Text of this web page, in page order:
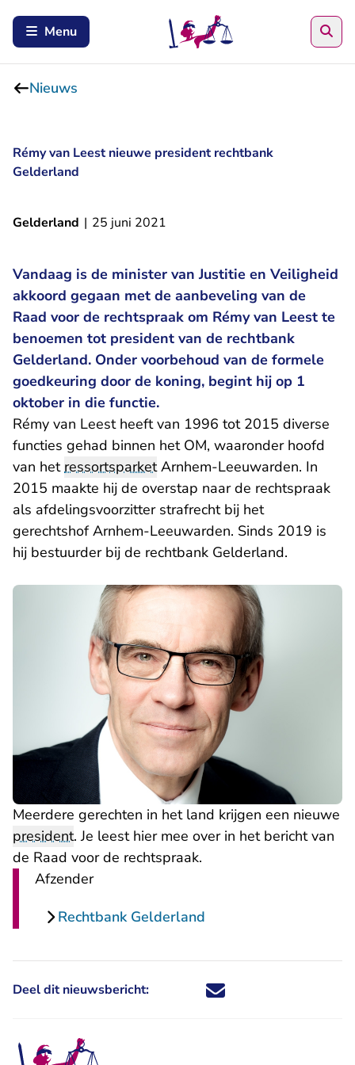
Menu
Nieuws
Rémy van Leest nieuwe president rechtbank
Gelderland
Gelderland | 25 juni 2021
Vandaag is de minister van Justitie en Veiligheid
akkoord gegaan met de aanbeveling van de
Raad voor de rechtspraak om Rémy van Leest te
benoemen tot president van de rechtbank
Gelderland. Onder voorbehoud van de formele
goedkeuring door de koning, begint hij op 1
oktober in die functie.
Rémy van Leest heeft van 1996 tot 2015 diverse
functies gehad binnen het OM, waaronder hoofd
van hetressortsparketArnhem-Leeuwarden. In
2015 maakte hij de overstap naar de rechtspraak
als afdelingsvoorzitter strafrecht bij het
gerechtshof Arnhem-Leeuwarden. Sinds 2019 is
hij bestuurder bij de rechtbank Gelderland.
Meerdere gerechten in het land krijgen een nieuwe
president. Je leest hier mee over in het bericht van
de Raad voor de rechtspraak.
Afzender
Rechtbank Gelderland
Deel dit nieuwsbericht: Deel dit nieuwsbericht via X -
Deel dit nieuwsbericht via
Deel dit nieuwsbericht
Deel dit